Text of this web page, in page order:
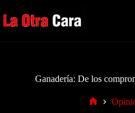
al
contenido
Ganadería: De los